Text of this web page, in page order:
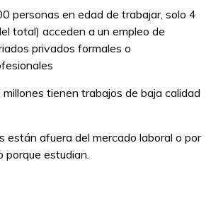
personas en edad de trabajar, solo 4
total) acceden a un empleo de
privados formales o
tienen trabajos de baja calidad
están afuera del mercado laboral o por
estudian.